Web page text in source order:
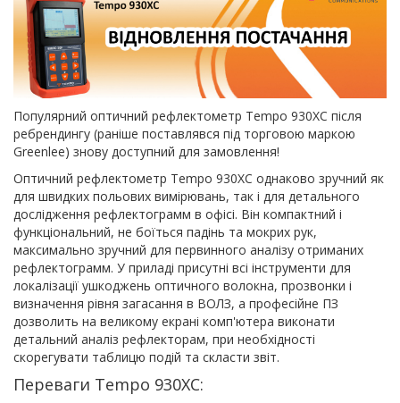
Популярний оптичний рефлектометр Tempo 930XC після
ребрендингу (раніше поставлявся під торговою маркою
Greenlee) знову доступний для замовлення!
Оптичний рефлектометр Tempo 930XC однаково зручний як
для швидких польових вимірювань, так і для детального
дослідження рефлектограмм в офісі. Він компактний і
функціональний, не боїться падінь та мокрих рук,
максимально зручний для первинного аналізу отриманих
рефлектограмм. У приладі присутні всі інструменти для
локалізації ушкоджень оптичного волокна, прозвонки і
визначення рівня загасання в ВОЛЗ, а професійне ПЗ
дозволить на великому екрані комп'ютера виконати
детальний аналіз рефлекторам, при необхідності
скорегувати таблицю подій та скласти звіт.
Переваги Tempo 930XC: